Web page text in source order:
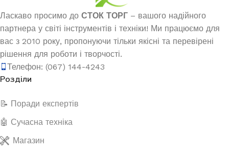
Ласкаво просимо до СТОК ТОРГ – вашого надійного
партнера у світі інструментів і техніки! Ми працюємо для
вас з 2010 року, пропонуючи тільки якісні та перевірені
рішення для роботи і творчості.
Телефон: (067) 144-4243
Розділи
📝 Поради експертів
🤖 Сучасна техніка
Магазин